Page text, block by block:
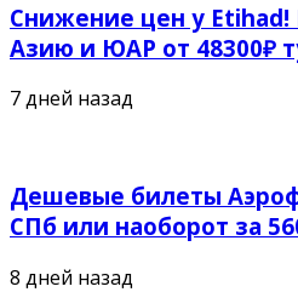
Снижение цен у
Азию и ЮАР от 48300₽
7 дней назад
Дешевые билеты
СПб или наоборот за
8 дней назад